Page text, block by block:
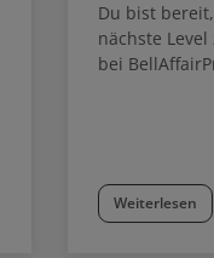
Du bist
nächste
bei
Weiterlesen